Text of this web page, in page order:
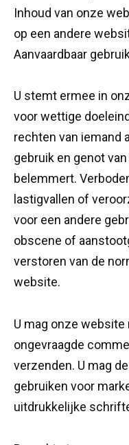
Inhoud van onze
op een andere
Aanvaardbaar
U stemt ermee in
voor wettige
rechten van iemand
gebruik en genot
belemmert.
lastigvallen of
voor een andere
obscene of
verstoren van de
website.
U mag onze
ongevraagde
verzenden. U mag
gebruiken voor
uitdrukkelijke